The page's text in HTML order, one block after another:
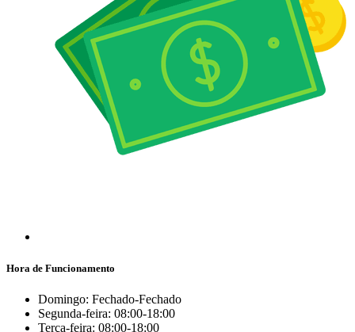
Hora de Funcionamento
Domingo: Fechado-Fechado
Segunda-feira: 08:00-18:00
Terça-feira: 08:00-18:00